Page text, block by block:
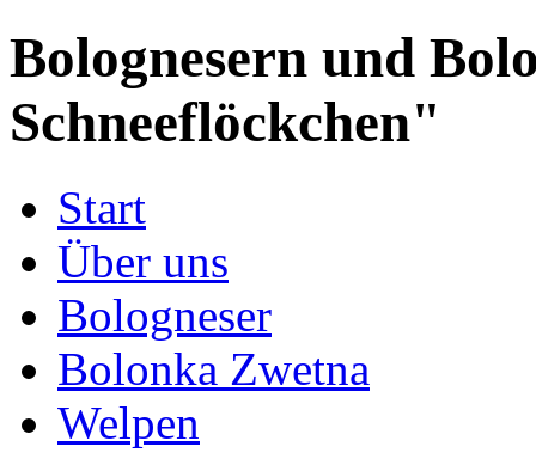
Bolognesern und
Schneeflöckchen"
Start
Über uns
Bologneser
Bolonka Zwetna
Welpen